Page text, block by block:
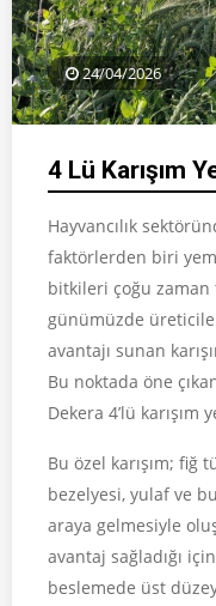
24/04/2026
4 Lü Karışım
Hayvancılık
faktörlerden biri
bitkileri çoğu zaman
günümüzde
avantajı sunan
Bu noktada öne
Dekera 4’lü karışım
Bu özel karışım; fiğ
bezelyesi, yulaf ve
araya gelmesiyle
avantaj sağladığı
beslemede üst